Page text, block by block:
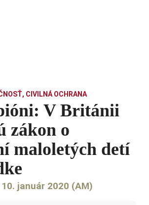
, CIVILNÁ OCHRANA
V Británii
zákon o
maloletých detí
január 2020 (AM)